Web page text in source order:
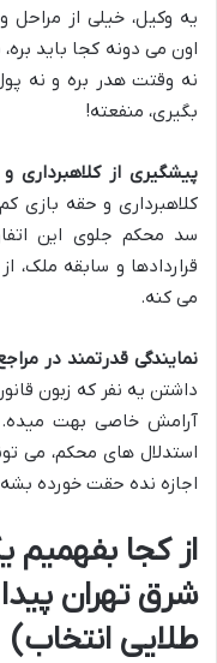
یه وکیل، خیلی از
اون می دونه کجا باید
نه وقتت هدر بره و نه
بگیری، منفعته!
پیشگیری از کلاهبرداری
کلاهبرداری و حقه
سد محکم جلوی این
قراردادها و سابقه ملک،
می کنه.
نمایندگی قدرتمند در
داشتن یه نفر که زبون
آرامش خاصی بهت
استدلال های محکم، می
اجازه نده حقت خورده
از کجا
شرق تهران
طلایی انتخاب)